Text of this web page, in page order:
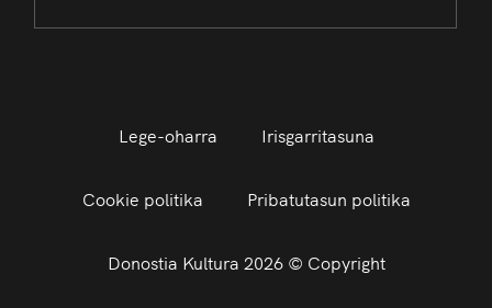
Lege-oharra Irisgarritasuna
Cookie politika Pribatutasun politika
Donostia Kultura 2026 © Copyright